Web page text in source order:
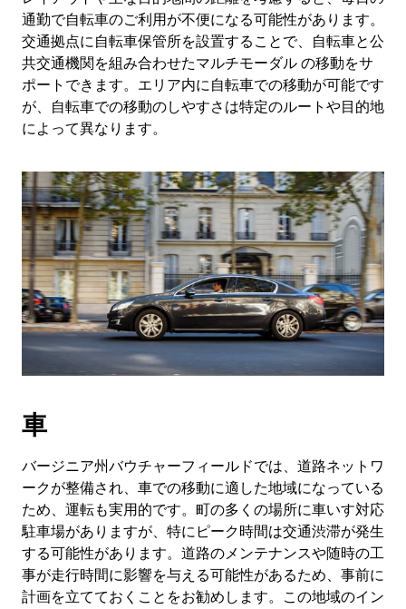
通勤で自転車のご利用が不便になる可能性があります。
交通拠点に自転車保管所を設置することで、自転車と公
共交通機関を組み合わせたマルチモーダル の移動をサ
ポートできます。エリア内に自転車での移動が可能です
が、自転車での移動のしやすさは特定のルートや目的地
によって異なります。
車
バージニア州バウチャーフィールドでは、道路ネットワ
ークが整備され、車での移動に適した地域になっている
ため、運転も実用的です。町の多くの場所に車いす対応
駐車場がありますが、特にピーク時間は交通渋滞が発生
する可能性があります。道路のメンテナンスや随時の工
事が走行時間に影響を与える可能性があるため、事前に
計画を立てておくことをお勧めします。この地域のイン